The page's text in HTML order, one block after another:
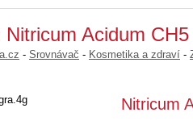
Acidum
- Srovnávač - Kosmetika a zdraví -
Nitricum